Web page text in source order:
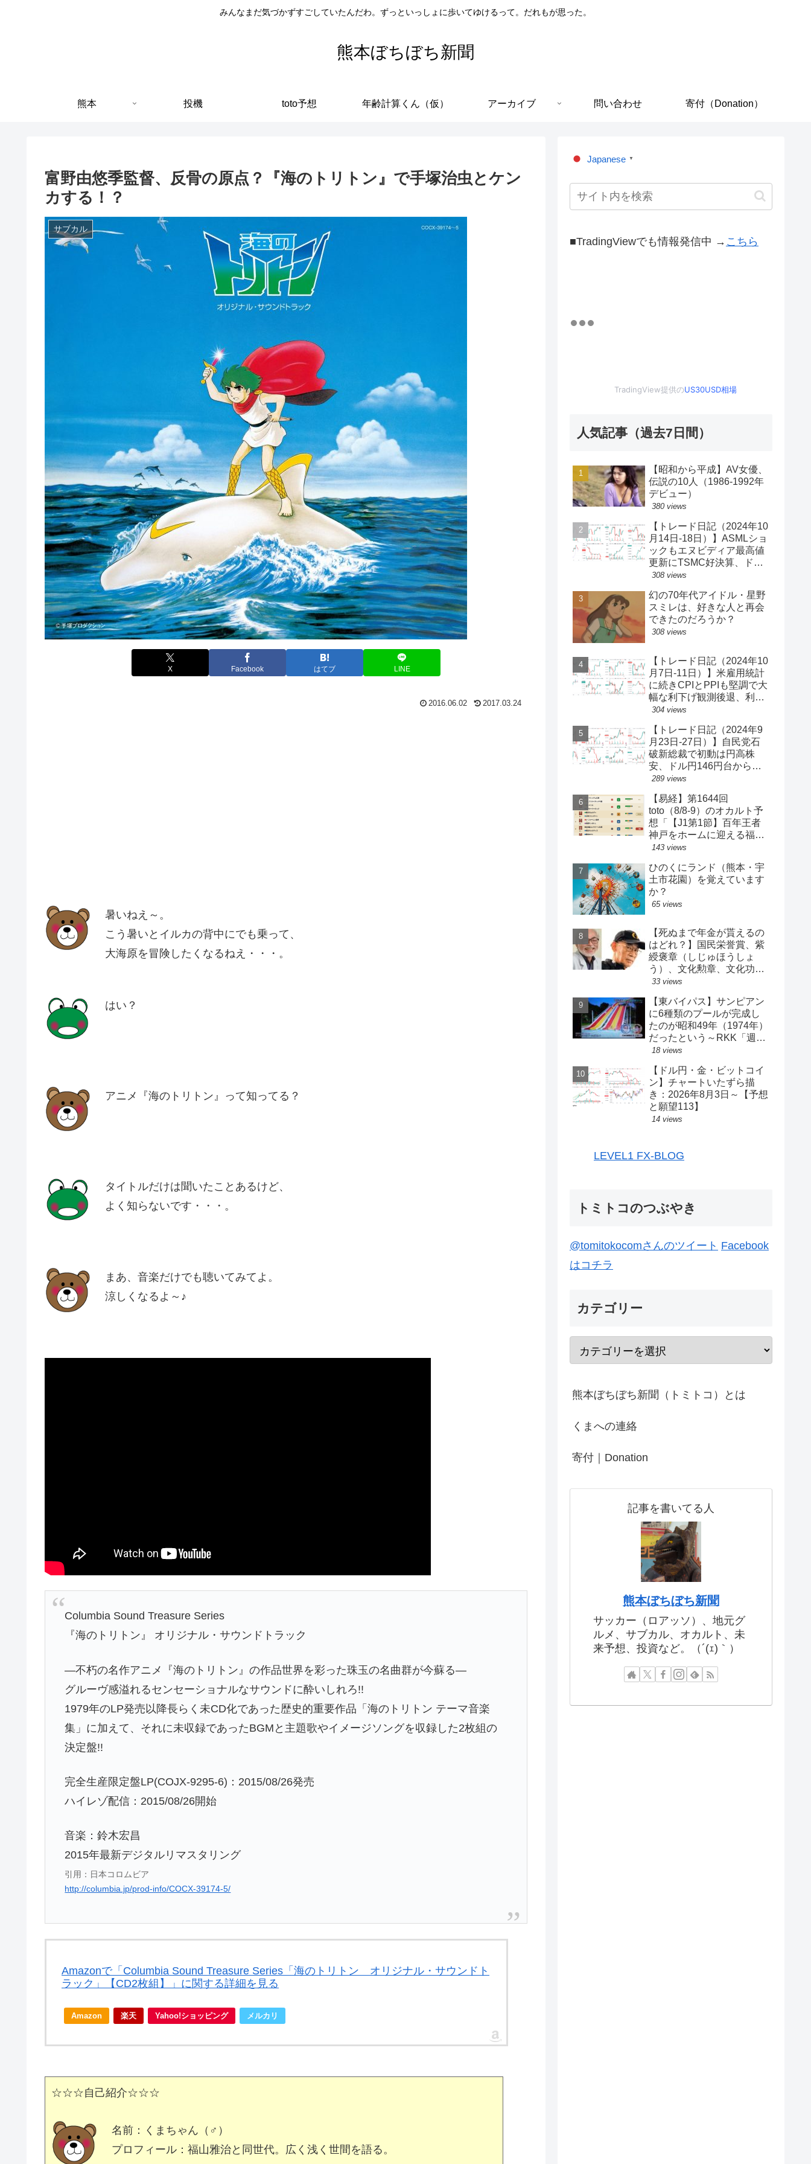
みんなまだ気づかずすごしていたんだわ。ずっといっしょに歩いてゆけるって。だれもが思った。
熊本ぼちぼち新聞
熊本 投機 toto予想 年齢計算くん（仮） アーカイブ 問い合わせ 寄付（Donation）
富野由悠季監督、反骨の原点？『海のトリトン』で手塚治虫とケン
カする！？
サブカル
X Facebook はてブ LINE
2016.06.02 2017.03.24
暑いねえ～。
こう暑いとイルカの背中にでも乗って、
大海原を冒険したくなるねえ・・・。
はい？
アニメ『海のトリトン』って知ってる？
タイトルだけは聞いたことあるけど、
よく知らないです・・・。
まあ、音楽だけでも聴いてみてよ。
涼しくなるよ～♪
Columbia Sound Treasure Series
『海のトリトン』 オリジナル・サウンドトラック
―不朽の名作アニメ『海のトリトン』の作品世界を彩った珠玉の名曲群が今蘇る―
グルーヴ感溢れるセンセーショナルなサウンドに酔いしれろ!!
1979年のLP発売以降長らく未CD化であった歴史的重要作品「海のトリトン テーマ音楽
集」に加えて、それに未収録であったBGMと主題歌やイメージソングを収録した2枚組の
決定盤!!
完全生産限定盤LP(COJX-9295-6)：2015/08/26発売
ハイレゾ配信：2015/08/26開始
音楽：鈴木宏昌
2015年最新デジタルリマスタリング
引用：日本コロムビア
http://columbia.jp/prod-info/COCX-39174-5/
Amazonで「Columbia Sound Treasure Series「海のトリトン オリジナル・サウンドト
ラック」【CD2枚組】」に関する詳細を見る
Amazon 楽天 Yahoo!ショッピング メルカリ
☆☆☆自己紹介☆☆☆
名前：くまちゃん（♂）
プロフィール：福山雅治と同世代。広く浅く世間を語る。
Japanese ▼
■TradingViewでも情報発信中 → こちら
TradingView提供のUS30USD相場
人気記事（過去7日間）
【昭和から平成】AV女優、
伝説の10人（1986-1992年
デビュー）
380 views
【トレード日記（2024年10
月14日-18日）】ASMLショ
ックもエヌビディア最高値
更新にTSMC好決算、ドル
円一時150円台、円安株高
340】
308 views
幻の70年代アイドル・星野
スミレは、好きな人と再会
できたのだろうか？
308 views
【トレード日記（2024年10
月7日-11日）】米雇用統計
に続きCPIとPPIも堅調で大
幅な利下げ観測後退、利回
り上昇・ドル買い、ダウと
円149円台【ゆるゆる投機
339】
304 views
【トレード日記（2024年9
月23日-27日）】自民党石
破新総裁で初動は円高株
安、ドル円146円台から一
気に142円台へ【ゆるゆる
289 views
【易経】第1644回
toto（8/8-9）のオカルト予
想「【J1第1節】百年王者
神戸をホームに迎える福岡
がまさかの…？！【J2第1
ルサ安部は？」
143 views
ひのくにランド（熊本・宇
土市花園）を覚えています
か？
65 views
【死ぬまで年金が貰えるの
はどれ？】国民栄誉賞、紫
綬褒章（しじゅほうしょ
う）、文化勲章、文化功労
者、芸術選奨…など【日本
33 views
【東バイパス】サンピアン
に6種類のプールが完成し
たのが昭和49年（1974年）
だったという～RKK「週刊
山崎くん」より
18 views
【ドル円・金・ビットコイ
ン】チャートいたずら描
き：2026年8月3日～【予想
と願望113】
14 views
LEVEL1 FX-BLOG
トミトコのつぶやき
@tomitokocomさんのツイート Facebook
はコチラ
カテゴリー
熊本ぼちぼち新聞（トミトコ）とは
くまへの連絡
寄付｜Donation
記事を書いてる人
熊本ぼちぼち新聞
サッカー（ロアッソ）、地元グ
ルメ、サブカル、オカルト、未
来予想、投資など。（´(ｪ)｀）